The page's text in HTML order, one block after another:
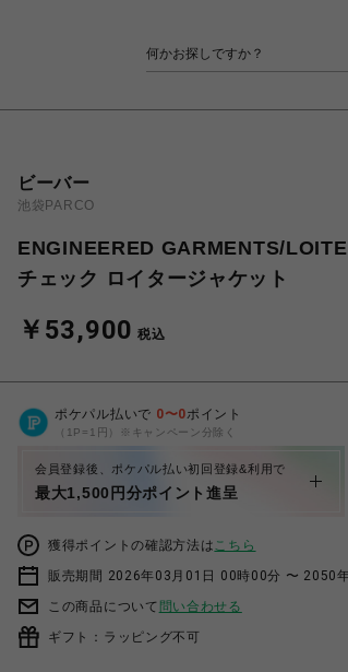
ビーバー
池袋PARCO
ENGINEERED GARMENTS/
チェック ロイタージャケット
￥53,900 税込
ポケパル払いで 0〜0ポイント
（1P=1円）※キャンペーン分除く
会員登録後、ポケパル払い初回登録&利用で
最大1,500円分ポイント進呈
獲得ポイントの確認方法はこちら
販売期間 2026年03月01日 00時00分 〜 2050
この商品について 問い合わせる
ギフト：ラッピング不可